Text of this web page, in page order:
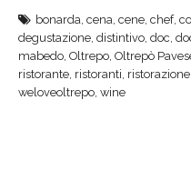
bonarda, cena, cene, chef,
degustazione, distintivo, doc,
mabedo, Oltrepo, Oltrepò
ristorante, ristoranti, ristorazione
weloveoltrepo, wine